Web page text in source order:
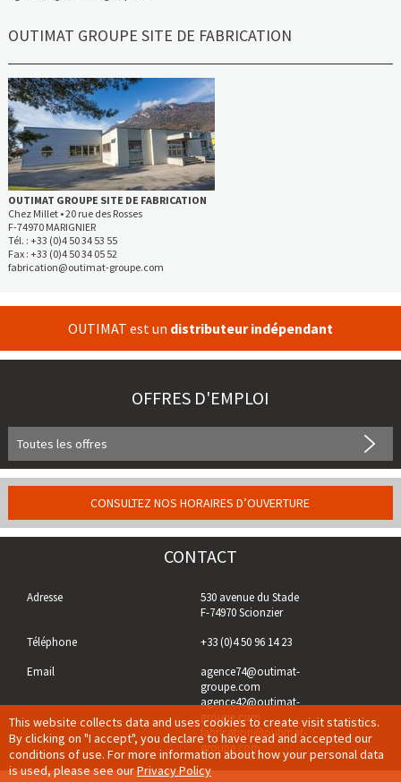
OUTIMAT GROUPE SITE DE FABRICATION
OUTIMAT GROUPE SITE DE FABRICATION
Chez Millet • 20 rue des Rosses
F-74970 MARIGNIER
Tél. : +33 (0)4 50 34 53 55
Fax : +33 (0)4 50 34 05 52
fabrication@outimat-groupe.com
OUTIMAT est un distributeur indépendant
OFFRES D'EMPLOI
Toutes les offres
CONSULTEZ NOS HORAIRES D’OUVERTURE
CONTACT
Adresse
530 avenue du Stade
F-74970 Scionzier
Téléphone
+33 (0)4 50 96 14 23
Email
agence74@outimat-
groupe.com
agence42@outimat-
groupe.com
fabrication@outimat-
groupe.com
This website collects data and uses cookies to create visit statistics.
By clicking on "I accept", you declare to have read and accepted our
conditions of use. For more information about how your personal data
is used, please see ourPrivacy Policy